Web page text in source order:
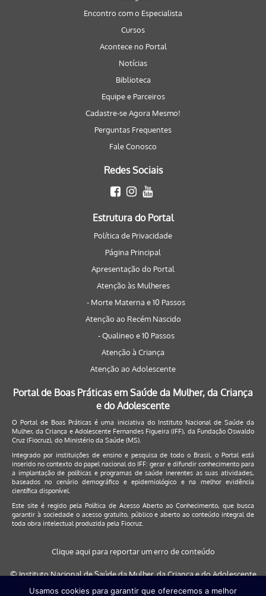
Encontro com o Especialista
Cursos
Acontece no Portal
Notícias
Biblioteca
Equipe e Parceiros
Cadastre-se Agora Mesmo!
Perguntas Frequentes
Fale Conosco
Redes Sociais
Estrutura do Portal
Política de Privacidade
Página Principal
Apresentação do Portal
Atenção às Mulheres
- Morte Materna e 10 Passos
Atenção ao Recém Nascido
- Qualineo e 10 Passos
Atenção à Criança
Atenção ao Adolescente
Portal de Boas Práticas em Saúde da Mulher, da Criança
e do Adolescente
O Portal de Boas Práticas é uma iniciativa do Instituto Nacional de Saúde da
Mulher, da Criança e Adolescente Fernandes Figueira (IFF), da Fundação Oswaldo
Cruz (Fiocruz), do Ministério da Saúde (MS).
Integrado por instituições de ensino e pesquisa de todo o Brasil, o Portal está
inserido no contexto do papel nacional do IFF: gerar e difundir conhecimento para
a implantação de políticas e programas de saúde inerentes as suas atividades,
baseados no cenário demográfico e epidemiológico e na melhor evidência
científica disponível.
Este site é regido pela Política de Acesso Aberto ao Conhecimento, que busca
garantir à sociedade o acesso gratuito, público e aberto ao conteúdo integral de
toda obra intelectual produzida pela Fiocruz.
Clique aqui para reportar um erro de conteúdo
© Instituto Nacional de Saúde da Mulher, da Criança e do Adolescente
Usamos cookies para garantir que oferecemos a melhor